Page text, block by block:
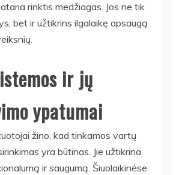
rinktis medžiagas. Jos ne tik
bet ir užtikrins ilgalaikę apsaugą
ir jų
ypatumai
žino, kad tinkamos vartų
yra būtinas. Jie užtikrina
ir saugumą. Šiuolaikinėse